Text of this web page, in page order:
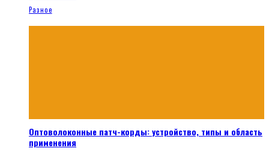
Разное
Оптоволоконные патч-корды: устройство, типы и область
применения